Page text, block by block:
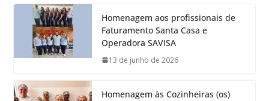
Homenagem aos profissionais de
Faturamento Santa Casa e
Operadora SAVISA
13 de junho de 2026
Homenagem às Cozinheiras (os)